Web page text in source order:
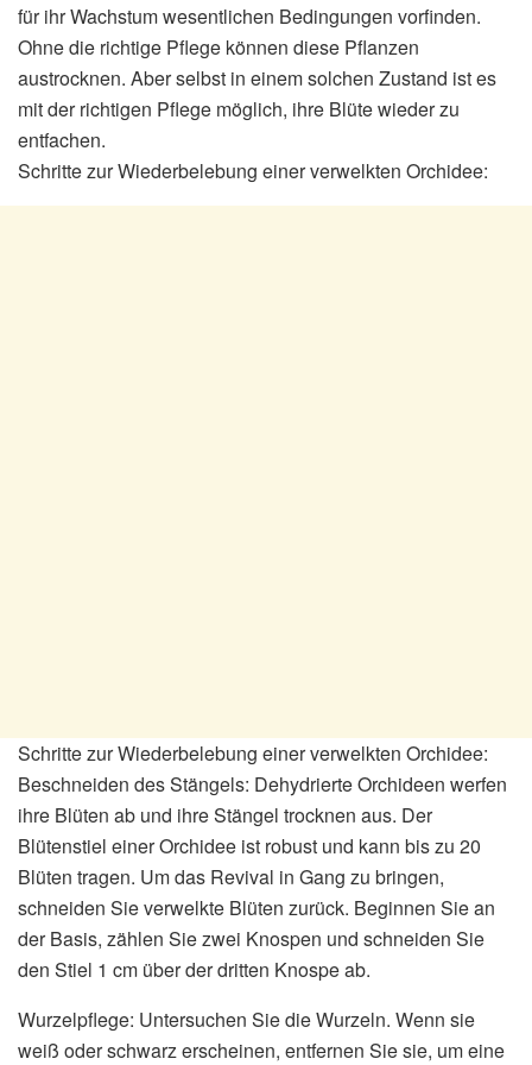
für ihr Wachstum wesentlichen Bedingungen vorfinden.
Ohne die richtige Pflege können diese Pflanzen
austrocknen. Aber selbst in einem solchen Zustand ist es
mit der richtigen Pflege möglich, ihre Blüte wieder zu
entfachen.
Schritte zur Wiederbelebung einer verwelkten Orchidee:
Schritte zur Wiederbelebung einer verwelkten Orchidee:
Beschneiden des Stängels: Dehydrierte Orchideen werfen
ihre Blüten ab und ihre Stängel trocknen aus. Der
Blütenstiel einer Orchidee ist robust und kann bis zu 20
Blüten tragen. Um das Revival in Gang zu bringen,
schneiden Sie verwelkte Blüten zurück. Beginnen Sie an
der Basis, zählen Sie zwei Knospen und schneiden Sie
den Stiel 1 cm über der dritten Knospe ab.
Wurzelpflege: Untersuchen Sie die Wurzeln. Wenn sie
weiß oder schwarz erscheinen, entfernen Sie sie, um eine